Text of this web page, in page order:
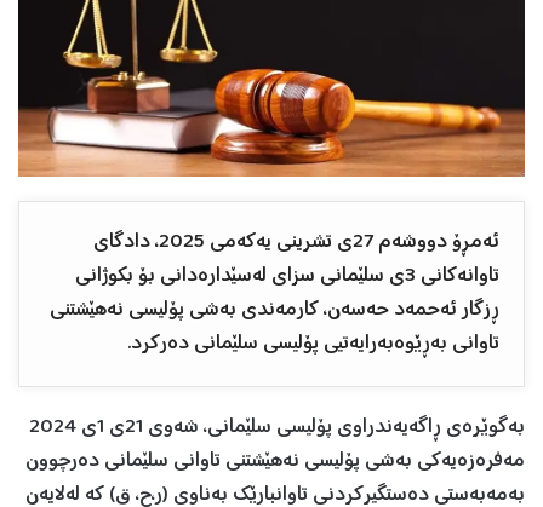
ئەمڕۆ دووشەم 27ی تشرینی یەکەمی 2025، دادگای
تاوانەكانی 3ی سلێمانی سزای لەسێدارەدانی بۆ بكوژانی
ڕزگار ئەحمەد حەسەن، كارمەندی بەشی پۆلیسی نەهێشتنی
تاوانی بەڕێوەبەرایەتیی پۆلیسی سلێمانی دەرکرد.
بەگوێرەی ڕاگەیەندراوی پۆلیسی سلێمانی، شەوی 21ی 1ی 2024
مەفرەزەیەكی بەشی پۆلیسی نەهێشتنی تاوانی سلێمانی دەرچوون
بەمەبەستی دەستگیركردنی تاوانبارێك بەناوی (ر،ح، ق) كە لەلایەن